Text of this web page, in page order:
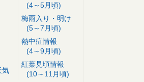
気
(4～5月頃)
梅雨入り・明け
(5～7月頃)
熱中症情報
(4～9月頃)
紅葉見頃情報
(10～11月頃)